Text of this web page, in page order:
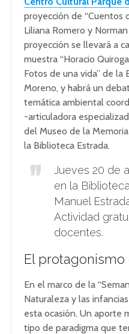
proyección de “Cuentos
Liliana Romero y
proyección se llevará a
muestra “Horacio
Fotos de una vida” de la
Moreno, y habrá un
temática ambiental
-articuladora
del Museo de la
la Biblioteca Estrada.
Jueves 20 de
en la
Manuel
Actividad
docentes.
El protagonismo
En el marco de la
Naturaleza y las
esta ocasión. Un aporte
tipo de paradigma que